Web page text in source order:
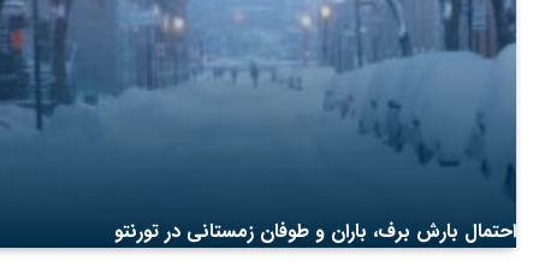
احتمال بارش برف، باران و طوفان زمستانی در تورنتو